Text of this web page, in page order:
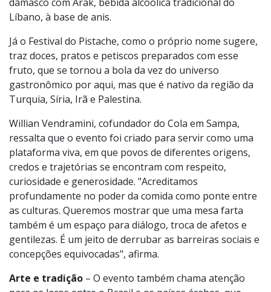
drinks com sabores do Oriente, como o coquetel de
damasco com Arak, bebida alcoólica tradicional do
Líbano, à base de anis.
Já o Festival do Pistache, como o próprio nome sugere,
traz doces, pratos e petiscos preparados com esse
fruto, que se tornou a bola da vez do universo
gastronômico por aqui, mas que é nativo da região da
Turquia, Síria, Irã e Palestina.
Willian Vendramini, cofundador do Cola em Sampa,
ressalta que o evento foi criado para servir como uma
plataforma viva, em que povos de diferentes origens,
credos e trajetórias se encontram com respeito,
curiosidade e generosidade. "Acreditamos
profundamente no poder da comida como ponte entre
as culturas. Queremos mostrar que uma mesa farta
também é um espaço para diálogo, troca de afetos e
gentilezas. É um jeito de derrubar as barreiras sociais e
concepções equivocadas", afirma.